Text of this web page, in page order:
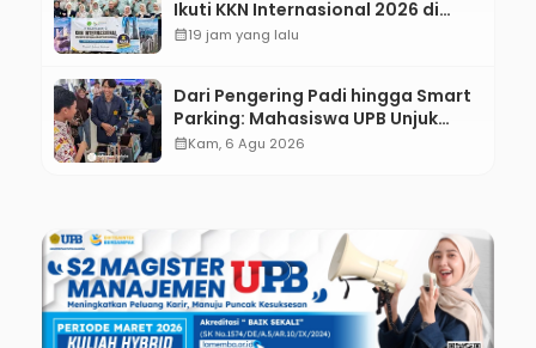
Ikuti KKN Internasional 2026 di
ASEAN dan Hong Kong
calendar_month19 jam yang lalu
Dari Pengering Padi hingga Smart
Parking: Mahasiswa UPB Unjuk
Gigi Lewat Pameran CODEX 2
calendar_monthKam, 6 Agu 2026